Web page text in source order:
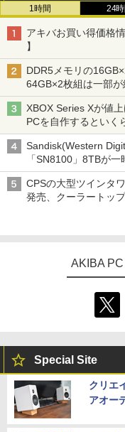
1時間 24
アキバお買い得価格
】
DDR5メモリの
64GB×2枚組は一部
XBOX Series Xが値
PCを自作するといく
ーム』】
Sandisk(Western
「SN8100」8TBが
CPSの大型ツインタ
発売、クーラートッ
AKIBA
Special Site
クリエ
アオー